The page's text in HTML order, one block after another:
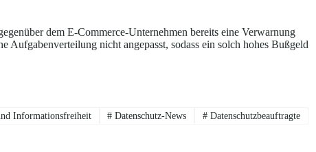
dem E-Commerce-Unternehmen bereits eine Verwarnung
Aufgabenverteilung nicht angepasst, sodass ein solch hohes Bußgeld
Informationsfreiheit # Datenschutz-News # Datenschutzbeauftragte